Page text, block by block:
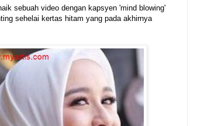
sebuah video dengan kapsyen 'mind blowing'
sehelai kertas hitam yang pada akhirnya